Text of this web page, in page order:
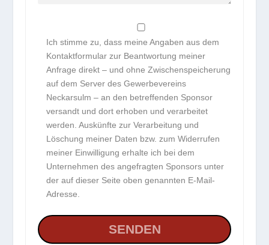
Ich stimme zu, dass meine Angaben aus dem
Kontaktformular zur Beantwortung meiner
Anfrage direkt – und ohne Zwischenspeicherung
auf dem Server des Gewerbevereins
Neckarsulm – an den betreffenden Sponsor
versandt und dort erhoben und verarbeitet
werden. Auskünfte zur Verarbeitung und
Löschung meiner Daten bzw. zum Widerrufen
meiner Einwilligung erhalte ich bei dem
Unternehmen des angefragten Sponsors unter
der auf dieser Seite oben genannten E-Mail-
Adresse.